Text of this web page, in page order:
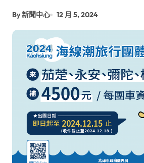
By 新聞中心 12 月 5, 2024